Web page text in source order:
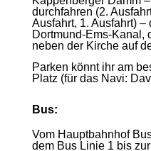
durchfahren (2.
Ausfahrt, 1. Ausfahrt)
Dortmund-Ems-Kanal,
neben der Kirche auf
Parken könnt ihr am
Platz (für das Navi:
Bus:
Vom Hauptbahnhof
dem Bus Linie 1 bis